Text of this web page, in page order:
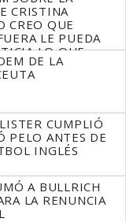
CRISTINA
CREO QUE
LE PUEDA
LO QUE
DE LA
CUMPLIÓ
PELO ANTES DE
INGLÉS
A BULLRICH
LA RENUNCIA